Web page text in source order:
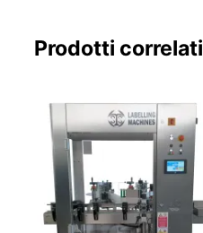
Prodotti correlati